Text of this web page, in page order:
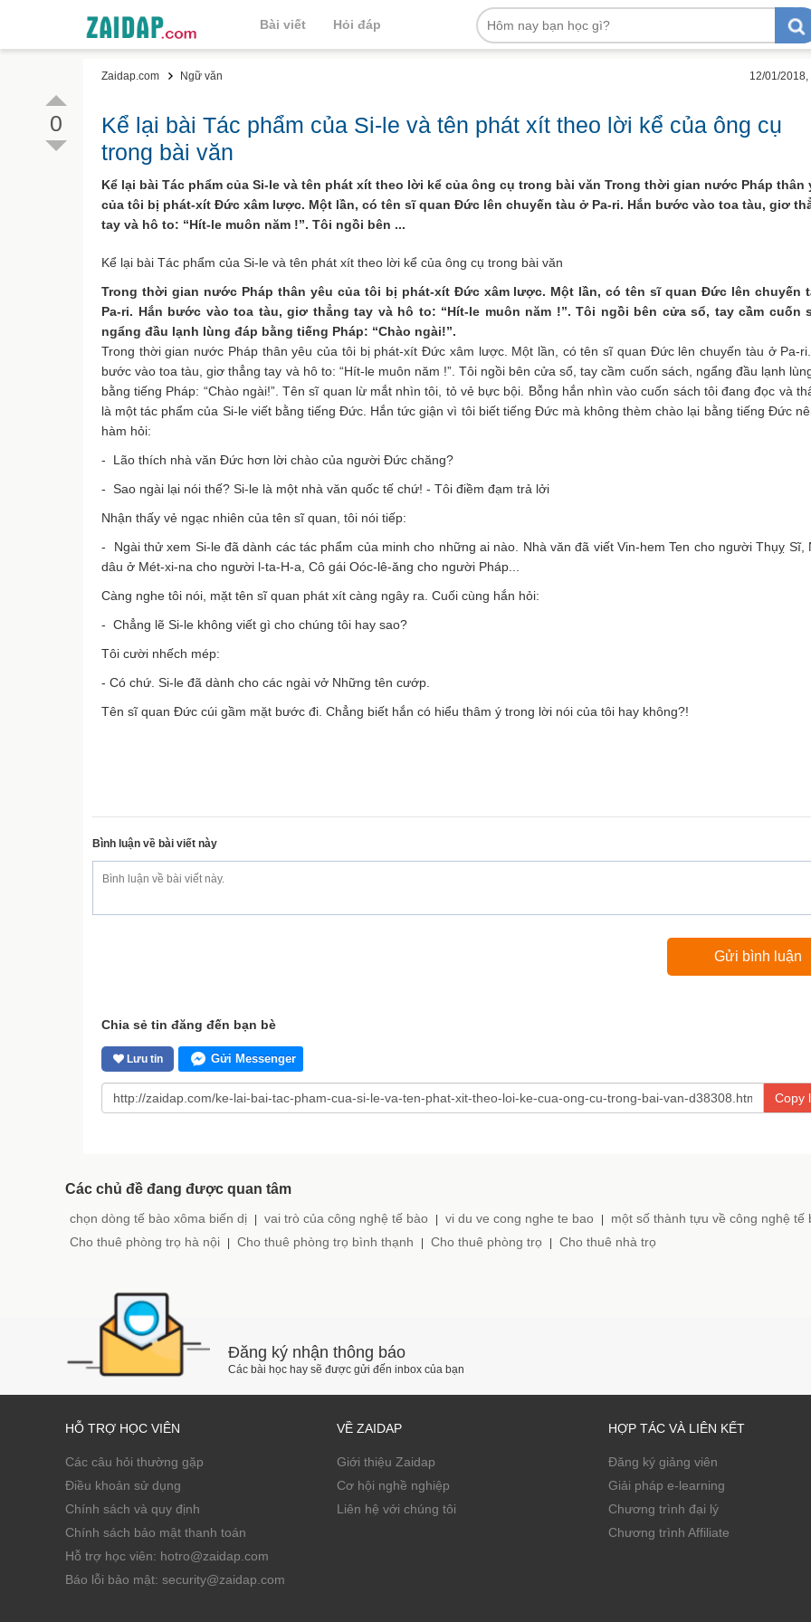
Bài viết Hỏi đáp
Zaidap.com Ngữ văn 12/01/2018,
Kể lại bài Tác phẩm của Si-le và tên phát xít theo lời kể của ông cụ
trong bài văn
Kể lại bài Tác phẩm của Si-le và tên phát xít theo lời kể của ông cụ trong bài văn Trong thời gian nước Pháp thân
của tôi bị phát-xít Đức xâm lược. Một lần, có tên sĩ quan Đức lên chuyến tàu ở Pa-ri. Hắn bước vào toa tàu, giơ
tay và hô to: “Hít-le muôn năm !”. Tôi ngồi bên ...
Kể lại bài Tác phẩm của Si-le và tên phát xít theo lời kể của ông cụ trong bài văn
Trong thời gian nước Pháp thân yêu của tôi bị phát-xít Đức xâm lược. Một lần, có tên sĩ quan Đức lên chuyến
Pa-ri. Hắn bước vào toa tàu, giơ thẳng tay và hô to: “Hít-le muôn năm !”. Tôi ngồi bên cửa sổ, tay cầm cuốn
ngẩng đầu lạnh lùng đáp bằng tiếng Pháp: “Chào ngài!”.
Trong thời gian nước Pháp thân yêu của tôi bị phát-xít Đức xâm lược. Một lần, có tên sĩ quan Đức lên chuyến tàu ở Pa-
bước vào toa tàu, giơ thẳng tay và hô to: “Hít-le muôn năm !”. Tôi ngồi bên cửa sổ, tay cầm cuốn sách, ngẩng đầu lạnh
bằng tiếng Pháp: “Chào ngài!”. Tên sĩ quan lừ mắt nhìn tôi, tỏ vẻ bực bội. Bỗng hắn nhìn vào cuốn sách tôi đang đọc và
là một tác phẩm của Si-le viết bằng tiếng Đức. Hắn tức giận vì tôi biết tiếng Đức mà không thèm chào lại bằng tiếng Đức
hàm hỏi:
- Lão thích nhà văn Đức hơn lời chào của người Đức chăng?
- Sao ngài lại nói thế? Si-le là một nhà văn quốc tế chứ! - Tôi điềm đạm trả lởi
Nhận thấy vẻ ngạc nhiên của tên sĩ quan, tôi nói tiếp:
- Ngài thử xem Si-le đã dành các tác phẩm của minh cho những ai nào. Nhà văn đã viết Vin-hem Ten cho người Thụỵ Sĩ,
dâu ở Mét-xi-na cho người l-ta-H-a, Cô gái Oóc-lê-ăng cho người Pháp...
Càng nghe tôi nói, mặt tên sĩ quan phát xít càng ngây ra. Cuối cùng hắn hỏi:
- Chẳng lẽ Si-le không viết gì cho chúng tôi hay sao?
Tôi cười nhếch mép:
- Có chứ . Si-le đã dành cho các ngài vở Những tên cướp.
Tên sĩquan Đức cúi gầm mặt bước đi. Chẳng biết hắn có hiểu thâm ý trong lời nói của tôi hay không?!
Bình luận về bài viết này
Chia sẻ tin đăng đến bạn bè
Lưu tin Gửi Messenger
Copy
0
Các chủ đề đang được quan tâm
chọn dòng tế bào xôma biến dị vai trò của công nghệ tế bào vi du ve cong nghe te bao
một số thành tựu về công nghệ tế
Cho thuê phòng trọ hà nội
Cho thuê phòng trọ bình thạnh Cho thuê phòng trọ Cho thuê nhà trọ
Đăng ký nhận thông báo
Các bài học hay sẽ được gửi đến inbox của bạn
HỖ TRỢ HỌC VIÊN
Các câu hỏi thường gặp
Điều khoản sử dụng
Chính sách và quy định
Chính sách bảo mật thanh toán
Hỗ trợ học viên: hotro@zaidap.com
Báo lỗi bảo mật: security@zaidap.com
VỀ ZAIDAP
Giới thiệu Zaidap
Cơ hội nghề nghiệp
Liên hệ với chúng tôi
HỢP TÁC VÀ LIÊN KẾT
Đăng ký giảng viên
Giải pháp e-learning
Chương trình đại lý
Chương trình Affiliate